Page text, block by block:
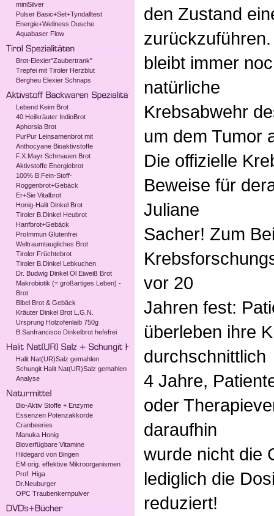
miniSilver
Pulser Basic+Set+Tyndalltest
Energie+Wellness Dusche
Aquabaser Flow
Brot-Elexier"Zaubertrank"
Trepfei mit Tiroler Herzblut
Bergheu Elexier Schnaps
Lebend Keim Brot
40 Heilkräuter IndioBrot
Aphorsia Brot
PurPur Leinsamenbrot mit
Anthocyane Bioaktivstoffe
F.X.Mayr Schmauen Brot
Aktivstoffe Energiebrot
100% B.Fein-Stoff-
Roggenbrot+Gebäck
Er+Sie Vitalbrot
Honig-Halit Dinkel Brot
Tiroler B.Dinkel Heubrot
Hanfbrot+Gebäck
ProImmun Glutenfrei
Weltraumtaugliches Brot
Tiroler Früchtebrot
Tiroler B.Dinkel Lebkuchen
Dr. Budwig Dinkel Öl Eiweiß Brot
Makrobiotik (= großartiges Leben) -
Brot
Bibel Brot & Gebäck
Kräuter Dinkel Brot L.G.N.
Ursprung Holzofenlaib 750g
B.Sanfrancisco Dinkelbrot hefefrei
Halit Nat(UR)Salz gemahlen
Schungit Halit Nat(UR)Salz gemahlen
Analyse
Bio-Aktiv Stoffe + Enzyme
Essenzen Potenzakkorde
Cranbeeries
Manuka Honig
Bioverfügbare Vitamine
Hildegard von Bingen
EM orig. effektive Mikroorganismen
Prof. Higa
Dr.Neuburger
OPC Traubenkernpulver
den Zustand
bleibt immer
natürliche
Krebsabwehr
um dem Tumor
Die offizielle
Beweise für
Juliane
Sacher! Zum
vor 20
Jahren fest:
überleben ihre
durchschnittlich
4 Jahre,
oder
daraufhin
wurde nicht die
lediglich die
reduziert!